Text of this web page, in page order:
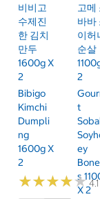
비비고
수제진
한 김치
만두
1600g X
2
Bibigo
Kimchi
Dumpli
Ng
1600g X
2
★★★★★
★★★★★
고메
바바
이허
순살
2
T
Ey
S
X 2